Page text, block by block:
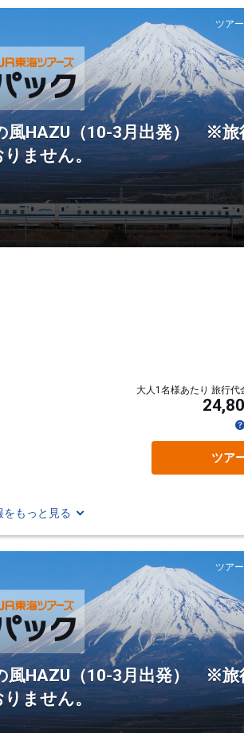
ツア
HAZU（10-3月出発） ※旅
ません。
大人1名様あたり 旅行代
ツア
をもっと見る
ツア
HAZU（10-3月出発） ※旅
ません。